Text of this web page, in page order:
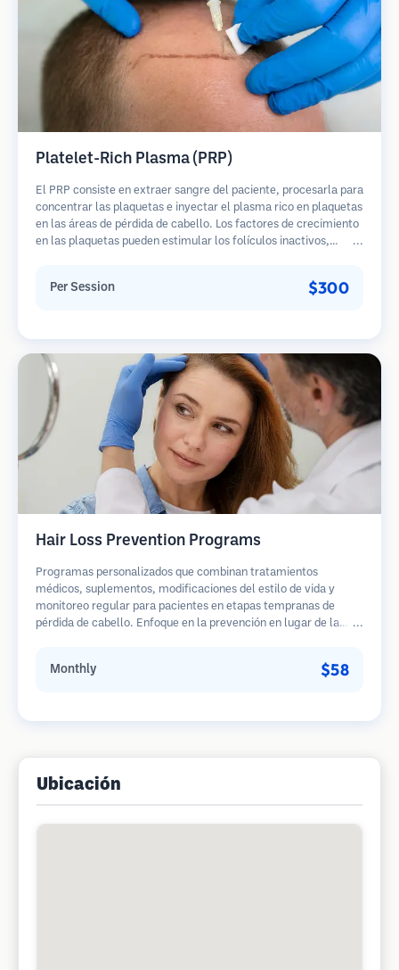
Platelet-Rich Plasma (PRP)
El PRP consiste en extraer sangre del paciente, procesarla para
concentrar las plaquetas e inyectar el plasma rico en plaquetas
en las áreas de pérdida de cabello. Los factores de crecimiento
en las plaquetas pueden estimular los folículos inactivos,
sesiones.
Per Session $300
Hair Loss Prevention Programs
Programas personalizados que combinan tratamientos
médicos, suplementos, modificaciones del estilo de vida y
monitoreo regular para pacientes en etapas tempranas de
pérdida de cabello. Enfoque en la prevención en lugar de la
Monthly $58
Ubicación